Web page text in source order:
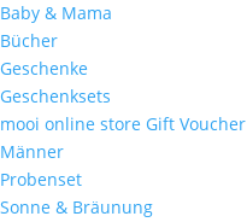
Baby & Mama
Bücher
Geschenke
Geschenksets
mooi online store Gift Voucher
Männer
Probenset
Sonne & Bräunung